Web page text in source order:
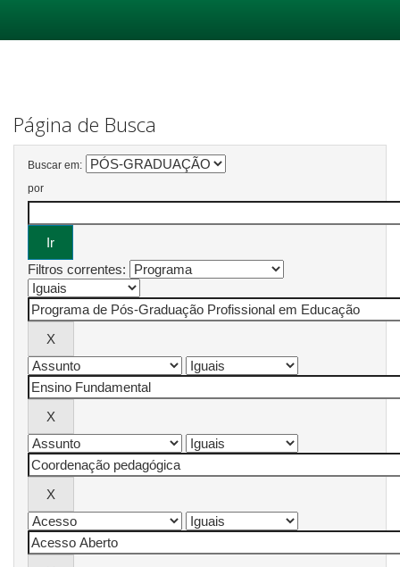
Página de Busca
Buscar em:
por
Filtros correntes: